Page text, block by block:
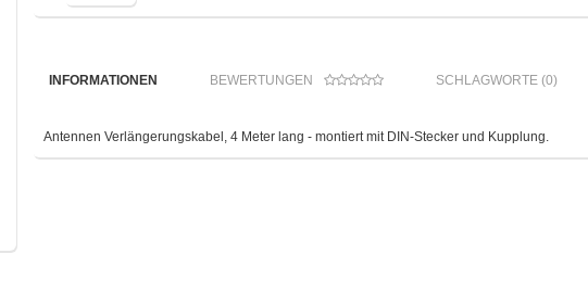
INFORMATIONEN BEWERTUNGEN SCHLAGWORTE (0)
Antennen Verlängerungskabel, 4 Meter lang - montiert mit DIN-Stecker und Kupplung.